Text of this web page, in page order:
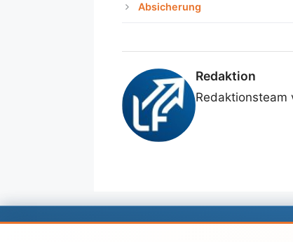
Absicherung
Redaktion
Redaktionsteam